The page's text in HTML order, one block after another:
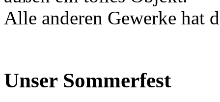
Alle anderen Gewerke hat
Unser Sommerfest